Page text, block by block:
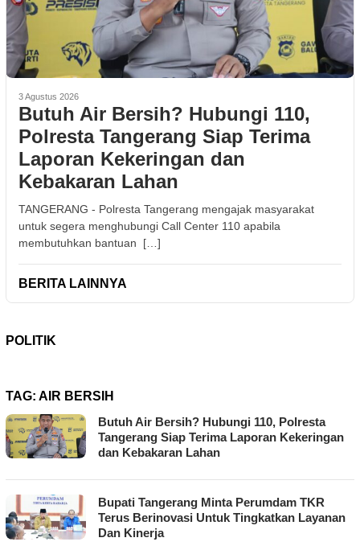
3 Agustus 2026
Butuh Air Bersih? Hubungi 110,
Polresta Tangerang Siap Terima
Laporan Kekeringan dan
Kebakaran Lahan
TANGERANG - Polresta Tangerang mengajak masyarakat
untuk segera menghubungi Call Center 110 apabila
membutuhkan bantuan […]
BERITA LAINNYA
POLITIK
TAG: AIR BERSIH
Butuh Air Bersih? Hubungi 110, Polresta
Tangerang Siap Terima Laporan Kekeringan
dan Kebakaran Lahan
Bupati Tangerang Minta Perumdam TKR
Terus Berinovasi Untuk Tingkatkan Layanan
Dan Kinerja